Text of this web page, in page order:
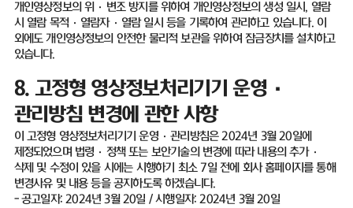
개인영상정보의 위 · 변조 방지를 위하여 개인영상정보의 생성 일시 , 열람
시 열람 목적·열람자·열람 일시 등을 기록하여 관리하고 있습니다. 이
외에도 개인영상정보의 안전한 물리적 보관을 위하여 잠금장치를 설치하고
있습니다.
8. 고정형 영상정보처리기기 운영·
관리방침 변경에 관한 사항
이 고정형 영상정보처리기기 운영·관리방침은2024년 3월20일에
제정되었으며 법령 · 정책 또는 보안기술의 변경에 따라 내용의 추가·
삭제 및 수정이 있을 시에는 시행하기 최소7일 전에 회사 홈페이지를 통해
변경사유 및 내용 등을 공지하도록 하겠습니다.
-공고일자: 2024년3월 20일 /시행일자: 2024년 3월20일